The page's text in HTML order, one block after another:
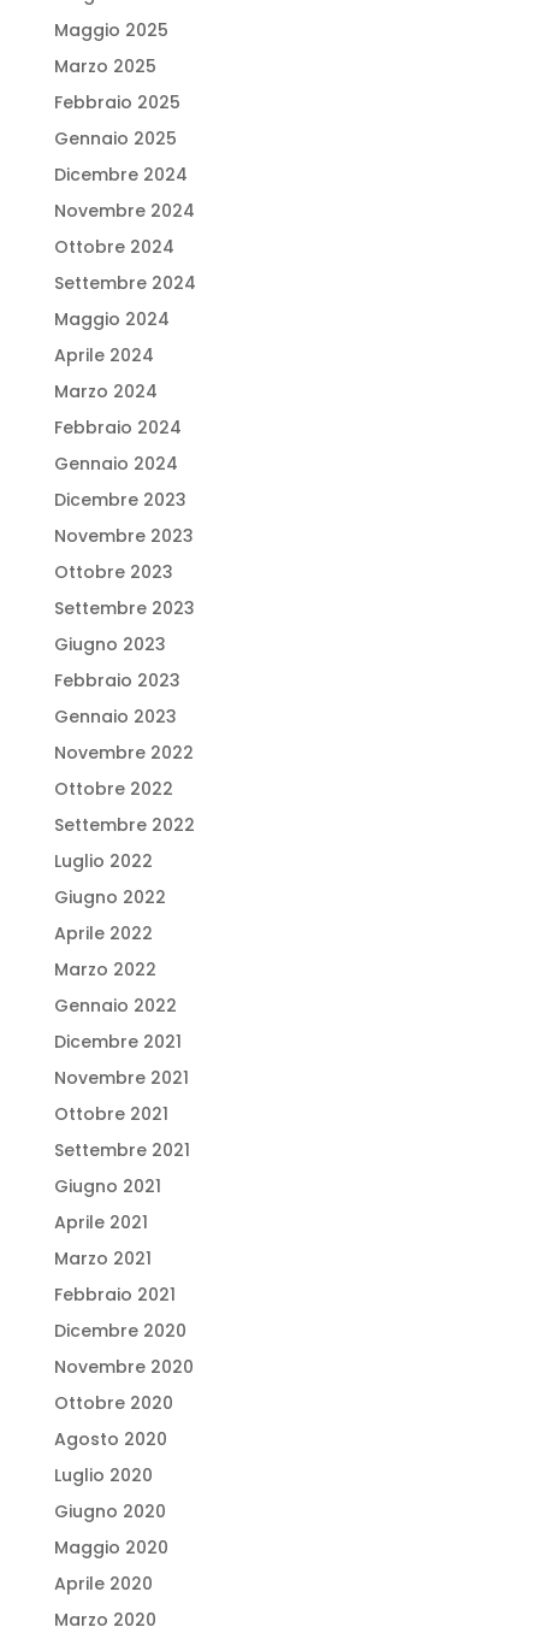
Maggio 2025
Marzo 2025
Febbraio 2025
Gennaio 2025
Dicembre 2024
Novembre 2024
Ottobre 2024
Settembre 2024
Maggio 2024
Aprile 2024
Marzo 2024
Febbraio 2024
Gennaio 2024
Dicembre 2023
Novembre 2023
Ottobre 2023
Settembre 2023
Giugno 2023
Febbraio 2023
Gennaio 2023
Novembre 2022
Ottobre 2022
Settembre 2022
Luglio 2022
Giugno 2022
Aprile 2022
Marzo 2022
Gennaio 2022
Dicembre 2021
Novembre 2021
Ottobre 2021
Settembre 2021
Giugno 2021
Aprile 2021
Marzo 2021
Febbraio 2021
Dicembre 2020
Novembre 2020
Ottobre 2020
Agosto 2020
Luglio 2020
Giugno 2020
Maggio 2020
Aprile 2020
Marzo 2020